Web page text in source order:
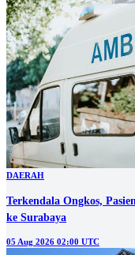
DAERAH
Terkendala Ongkos,
ke Surabaya
05 Aug 2026 02:00 UTC